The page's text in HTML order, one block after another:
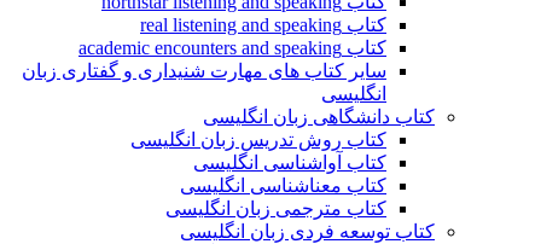
کتاب real listening and speaking
کتاب academic encounters and speaking
سایر کتاب های مهارت شنیداری و گفتاری زبان
انگلیسی
کتاب دانشگاهی زبان انگلیسی
کتاب روش تدریس زبان انگلیسی
کتاب آواشناسی انگلیسی
کتاب معناشناسی انگلیسی
کتاب مترجمی زبان انگلیسی
کتاب توسعه فردی زبان انگلیسی